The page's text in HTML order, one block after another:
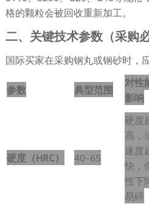
格的颗粒会被回收重新加工。
二、关键技术参数（采购必
国际买家在采购钢丸或钢砂时，
参数
典型范围
对性
影响
硬度（HRC） 40–65
硬度
高，
速度
快，
性下
易碎